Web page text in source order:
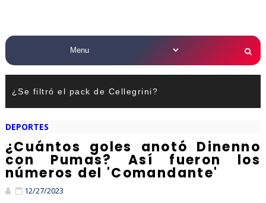
¿Se filtró el pack de Cellegrini?
DEPORTES
¿Cuántos goles anotó Dinenno
con Pumas? Así fueron los
números del 'Comandante'
12/27/2023